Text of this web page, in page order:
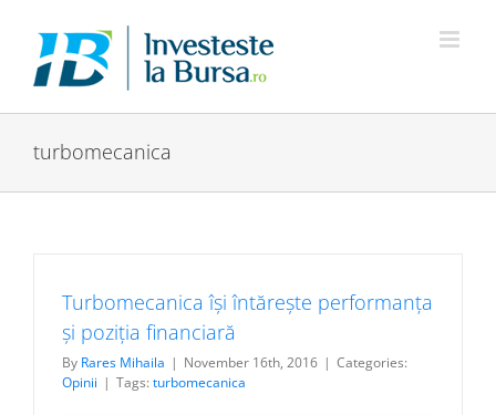
content
turbomecanica
Turbomecanica își întărește performanța
și poziția financiară
By Rares Mihaila | November 16th, 2016 | Categories:
Opinii | Tags: turbomecanica